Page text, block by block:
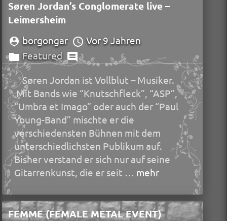
Søren Jordan’s Conglomerate live –
Leimersheim
borgongar
Vor 9 Jahren
Featured
Søren Jordan ist Vollblut – Musiker.
Mit Bands wie “Knutschfleck”, “ASP”,
“Umbra et Imago” oder auch der “Paul
Young-Band” mischte er die
verschiedensten Bühnen mit dem
unterschiedlichsten Publikum auf.
Bisher verstand er sich nur auf seine
Gitarrenkunst, die er seit … mehr
FEMME (FEMALE METAL EVENT)